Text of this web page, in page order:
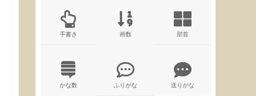
手書き 画数 部首
かな数 ふりがな 送りがな